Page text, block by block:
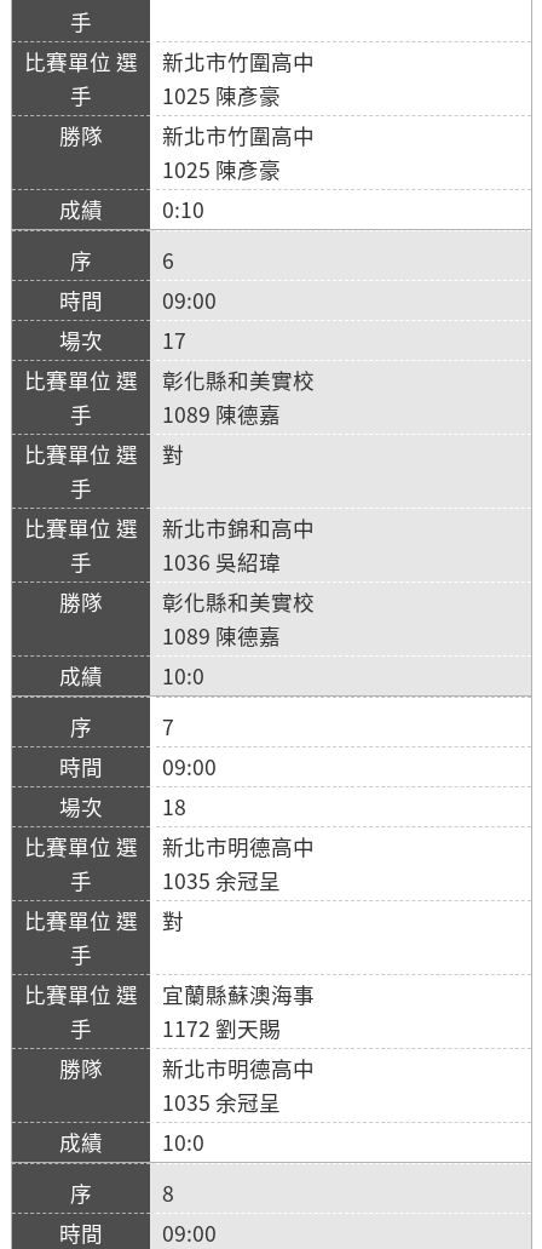
新北市竹圍高中
1025 陳彥豪
新北市竹圍高中
1025 陳彥豪
0:10
6
09:00
17
彰化縣和美實校
1089 陳德嘉
對
新北市錦和高中
1036 吳紹瑋
彰化縣和美實校
1089 陳德嘉
10:0
7
09:00
18
新北市明德高中
1035 余冠呈
對
宜蘭縣蘇澳海事
1172 劉天賜
新北市明德高中
1035 余冠呈
10:0
8
09:00